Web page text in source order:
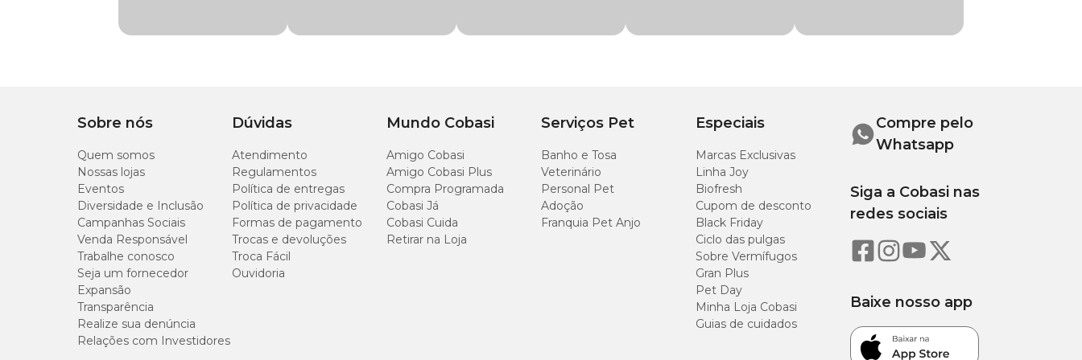
Até 5kg 3 ml
De 6 a 10kg 5 ml
Acima de 10kg 10 ml
Níveis de garantia por 1000 ml do produto
Sobre nós
Quem somos
Nossas lojas
Eventos
Diversidade e Inclusão
Campanhas Sociais
Venda Responsável
Trabalhe conosco
Seja um fornecedor
Expansão
Transparência
Realize sua denúncia
Relações com Investidores
Dúvidas
Atendimento
Regulamentos
Política de entregas
Política de privacidade
Formas de pagamento
Trocas e devoluções
Troca Fácil
Ouvidoria
Mundo Cobasi
Amigo Cobasi
Amigo Cobasi Plus
Compra Programada
Cobasi Já
Cobasi Cuida
Retirar na Loja
Serviços Pet
Banho e Tosa
Veterinário
Personal Pet
Adoção
Franquia Pet Anjo
Especiais
Marcas Exclusivas
Linha Joy
Biofresh
Cupom de desconto
Black Friday
Ciclo das pulgas
Sobre Vermífugos
Gran Plus
Pet Day
Minha Loja Cobasi
Guias de cuidados
Compre pelo
Whatsapp
Siga a Cobasi nas
redes sociais
Baixe nosso app